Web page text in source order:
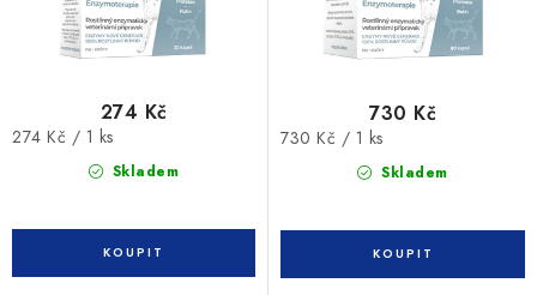
Skladem
274 Kč
Měrná
274 Kč / 1 ks
Skladem
730 Kč
Měrná
730 Kč / 1 ks